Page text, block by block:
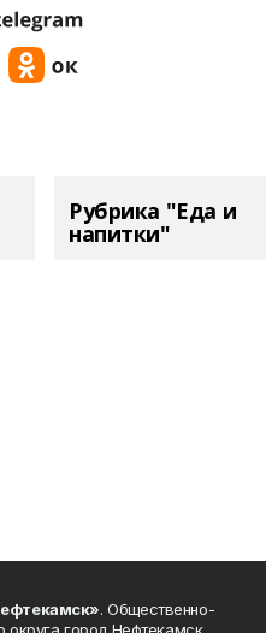
Рубрика "Еда и
напитки"
. Общественно-